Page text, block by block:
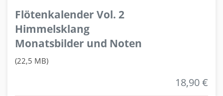
Flötenkalender Vol. 2
Himmelsklang
Monatsbilder und Noten
(22,5 MB)
18,90 €